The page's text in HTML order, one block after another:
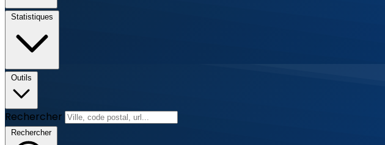
Statistiques
Outils
Rechercher
Rechercher